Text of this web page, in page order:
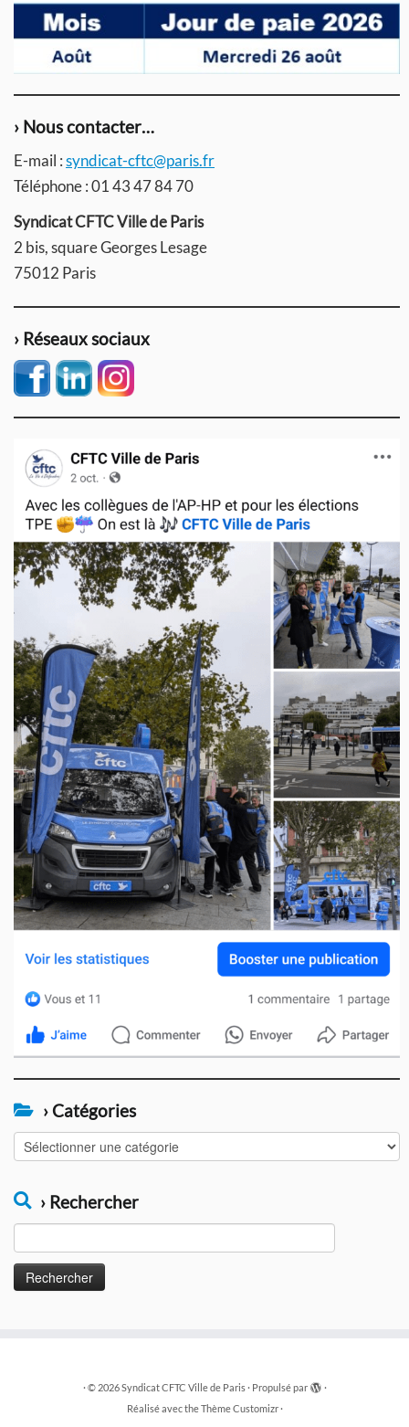
› Nous contacter…
E-mail :syndicat-cftc@paris.fr
Téléphone : 01 43 47 84 70
Syndicat CFTC Ville de Paris
2 bis, square Georges Lesage
75012 Paris
› Réseaux sociaux
› Catégories
Catégories
› Rechercher
·© 2026Syndicat CFTC Ville de Paris · Propulsé par
·
Réalisé avec theThème Customizr·